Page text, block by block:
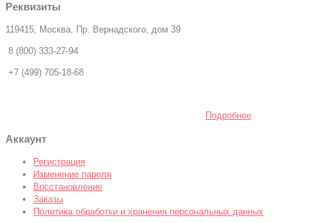
Реквизиты
119415, Москва, Пр. Вернадского, дом 39
8 (800) 333-27-94
+7 (499) 705-18-68
Подробнее
Аккаунт
Регистрация
Изменение пароля
Восстановление
Заказы
Политика обработки и хранения персональных данных